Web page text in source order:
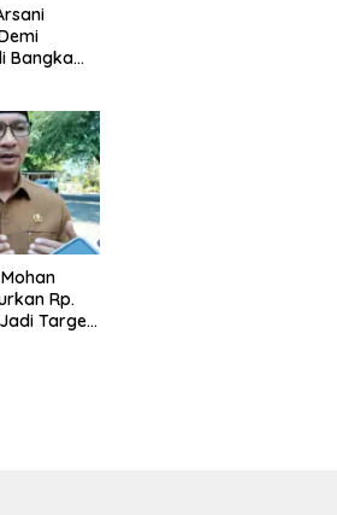
Bangka
Rp.
Target